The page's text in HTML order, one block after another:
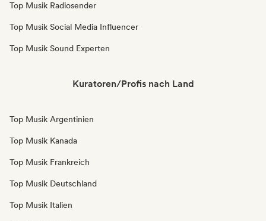
Top Musik Radiosender
Top Musik Social Media Influencer
Top Musik Sound Experten
Kuratoren/Profis nach Land
Top Musik Argentinien
Top Musik Kanada
Top Musik Frankreich
Top Musik Deutschland
Top Musik Italien